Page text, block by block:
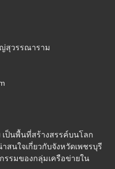
สุวรรณาราม
เป็นพื้นที่สร้างสรรค์บนโลก
สนใจเกี่ยวกับจังหวัดเพชรบุรี
รรมของกลุ่มเครือข่ายใน